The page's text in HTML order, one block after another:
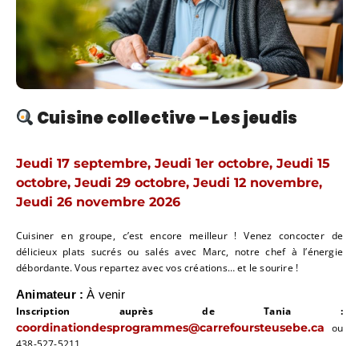
Cuisine collective – Les jeudis
Jeudi 17 septembre, Jeudi 1er octobre, Jeudi 15
octobre, Jeudi 29 octobre, Jeudi 12 novembre,
Jeudi 26 novembre 2026
Cuisiner en groupe, c’est encore meilleur ! Venez concocter de
délicieux plats sucrés ou salés avec Marc, notre chef à l’énergie
débordante. Vous repartez avec vos créations… et le sourire !
Animateur : À venir
Inscription auprès de Tania :
coordinationdesprogrammes@carrefoursteusebe.ca ou